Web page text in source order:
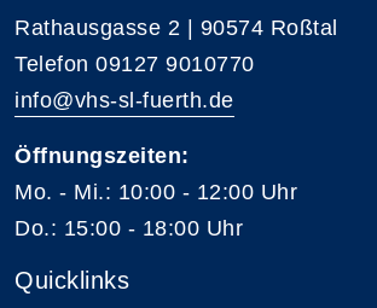
Rathausgasse 2 | 90574 Roßtal
Telefon 09127 9010770
info@vhs-sl-fuerth.de
Öffnungszeiten:
Mo. - Mi.: 10:00 - 12:00 Uhr
Do.: 15:00 - 18:00 Uhr
Quicklinks